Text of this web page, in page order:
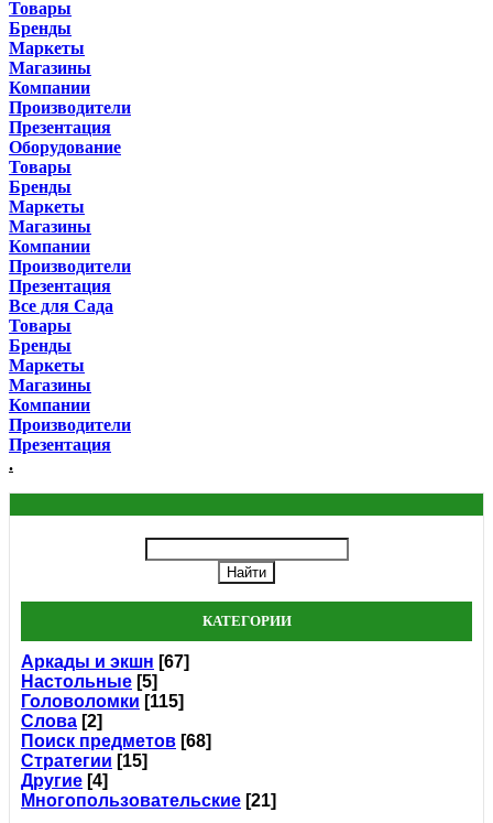
Товары
Бренды
Маркеты
Магазины
Компании
Производители
Презентация
Оборудование
Товары
Бренды
Маркеты
Магазины
Компании
Производители
Презентация
Все для Сада
Товары
Бренды
Маркеты
Магазины
Компании
Производители
Презентация
.
КАТЕГОРИИ
Аркады и экшн [67]
Настольные [5]
Головоломки [115]
Слова [2]
Поиск предметов [68]
Стратегии [15]
Другие [4]
Многопользовательские [21]